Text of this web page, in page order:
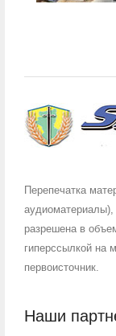
Перепечатка
разрешена в
гиперссылкой на
первоисточник.
Наши